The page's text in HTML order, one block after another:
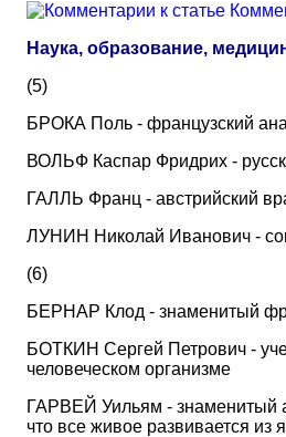
Наука, образование,
(5)
БРОКА Поль - французский
ВОЛЬФ Каспар Фридрих -
ГАЛЛЬ Франц - австрийский
ЛУНИН Николай Иванович -
(6)
БЕРНАР Клод - знаменитый
БОТКИН Сергей Петрович -
человеческом организме
ГАРВЕЙ Уильям - знаменитый
что все живое развивается из